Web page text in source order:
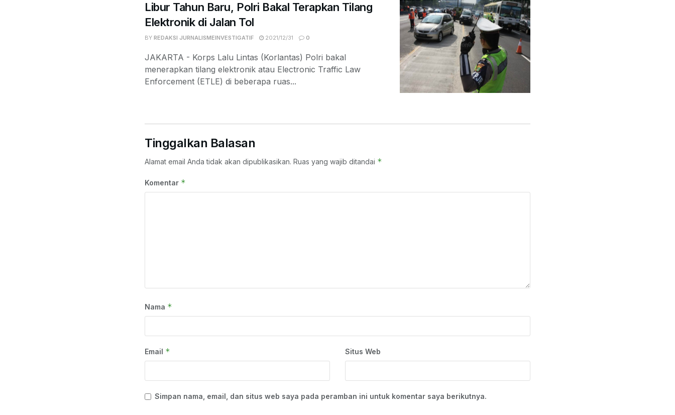
Libur Tahun Baru, Polri Bakal Terapkan Tilang
Elektronik di Jalan Tol
BY REDAKSI JURNALISMEINVESTIGATIF 2021/12/31 0
JAKARTA - Korps Lalu Lintas (Korlantas) Polri bakal
menerapkan tilang elektronik atau Electronic Traffic Law
Enforcement (ETLE) di beberapa ruas...
Tinggalkan Balasan
Alamat email Anda tidak akan dipublikasikan. Ruas yang wajib ditandai *
Komentar *
Nama *
Email * Situs Web
Simpan nama, email, dan situs web saya pada peramban ini untuk komentar saya berikutnya.